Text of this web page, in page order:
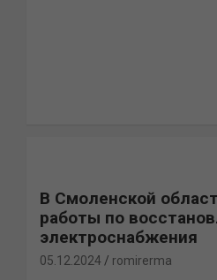
В Смоленской
работы по
электроснабжения
05.12.2024 romirerma